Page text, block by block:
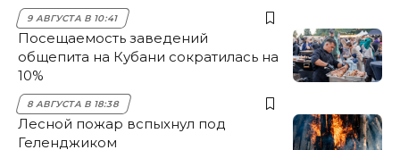
9 АВГУСТА В 10:41
Посещаемость заведений
общепита на Кубани сократилась на
10%
8 АВГУСТА В 18:38
Лесной пожар вспыхнул под
Геленджиком